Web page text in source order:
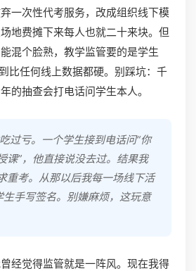
一次性代考服务，改成组织线下模
地费摊下来每人也就二十来块。但
混个脸熟，教学监管要的是学生
比任何线上数据都硬。别踩坑：千
的抽查会打电话问学生本人。
过亏。一个学生接到电话问“你
课”，他直接说没去过。结果我
重考。从那以后我每一场线下活
手写签名。别嫌麻烦，这玩意
经觉得监管就是一阵风。现在我得